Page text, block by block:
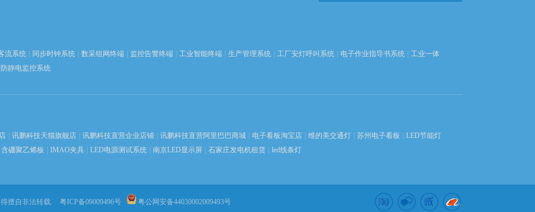
流系统 同步时钟系统 数采组网终端 监控告警终端 工业智能终端 生产管理系统 工厂安灯呼叫系统 电子作业指导书系统
工业一体
静电监控系统
讯鹏科技天猫旗舰店 讯鹏科技直营企业店铺 讯鹏科技直营阿里巴巴商城 电子看板淘宝店 维的美交通灯 苏州电子看板
LED节能灯
含硼聚乙烯板
IMAO夹具 LED电源测试系统 南京LED显示屏 石家庄发电机租赁 led线条灯
得擅自非法转载. 粤ICP备09009496号 粤公网安备44030002009493号